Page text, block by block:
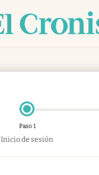
Paso 1
Inicio de sesión